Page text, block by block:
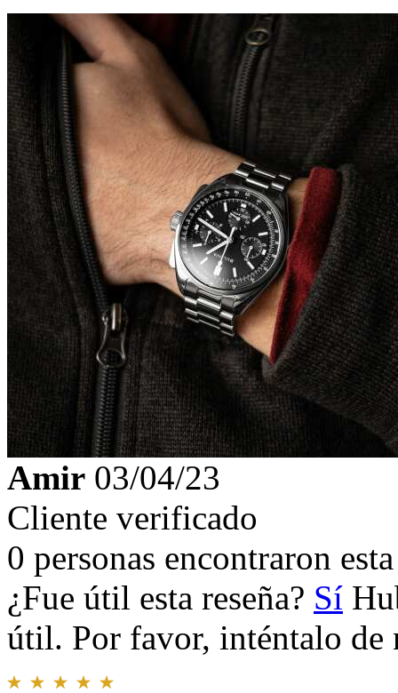
Amir 03/04/23
Cliente verificado
0 personas encontraron
¿Fue útil esta reseña? Sí
útil. Por favor, inténtalo de